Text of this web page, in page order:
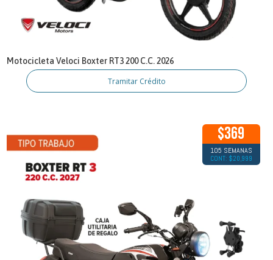
Motocicleta Veloci Boxter RT3 200 C.C. 2026
Tramitar Crédito
$369
105 SEMANAS
CONT: $20,999